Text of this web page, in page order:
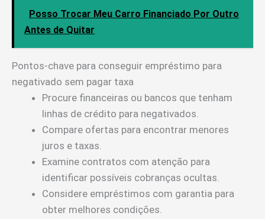
Posso Trocar Meu Carro Financiado Por Outro
Antes de Quitar
Pontos-chave para conseguir empréstimo para
negativado sem pagar taxa
Procure financeiras ou bancos que tenham
linhas de crédito para negativados.
Compare ofertas para encontrar menores
juros e taxas.
Examine contratos com atenção para
identificar possíveis cobranças ocultas.
Considere empréstimos com garantia para
obter melhores condições.